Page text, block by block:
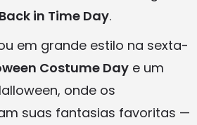
Back in Time Day.
em grande estilo na sexta-
Costume Day e um
onde os
suas fantasias favoritas —